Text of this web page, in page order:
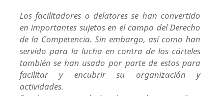
Los facilitadores o delatores se han convertido
en importantes sujetos en el campo del Derecho
de la Competencia. Sin embargo, así como han
servido para la lucha en contra de los cárteles
también se han usado por parte de estos para
facilitar y encubrir su organización y
actividades.